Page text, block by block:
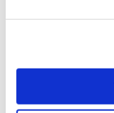
oktober (7)
august (4)